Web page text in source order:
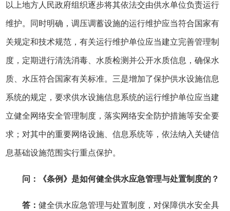
以上地方人民政府组织逐步将其依法交由供水单位负责运行
维护。同时明确，调压调蓄设施的运行维护应当符合国家有
关规定和技术规范，有关运行维护单位应当建立完善管理制
度，定期进行清洗消毒、水质检测并公开水质信息，确保水
质、水压符合国家有关标准。三是增加了保护供水设施信息
系统的规定，要求供水设施信息系统的运行维护单位应当建
立健全网络安全管理制度，落实网络安全防护措施等安全要
求；对其中的重要网络设施、信息系统等，依法纳入关键信
息基础设施范围实行重点保护。
问：《条例》是如何健全供水应急管理与处置制度的？
答：健全供水应急管理与处置制度，对保障供水安全具